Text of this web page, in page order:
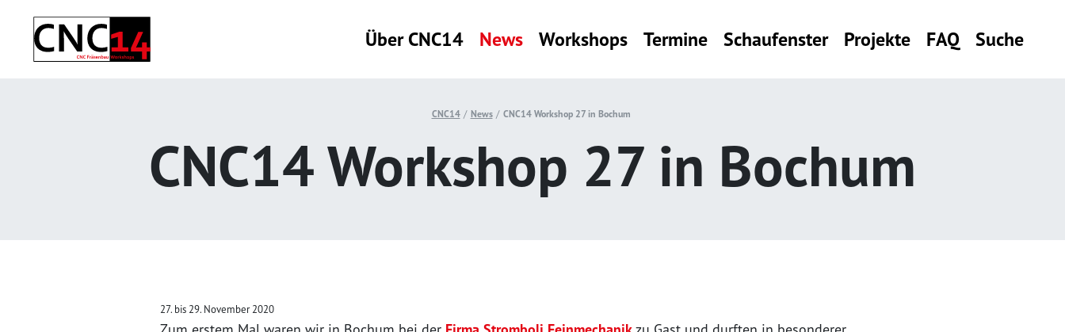
Über CNC14 News Workshops Termine Schaufenster Projekte FAQ Suche
CNC14 News CNC14 Workshop 27 in Bochum
CNC14 Workshop 27 in Bochum
27. bis 29. November 2020